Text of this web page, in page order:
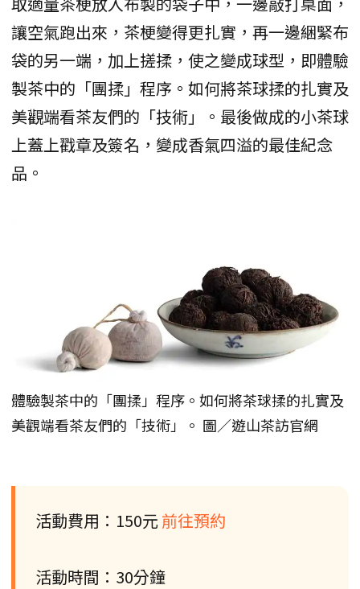
讓空氣跑出來，茶梗變得更扎實，再一邊綑緊布
袋的另一端，加上搓揉，使之變成球型，即體驗
製茶中的「團揉」程序。如何將茶球揉的扎實及
美觀端看茶友們的「技術」。最後做成的小茶球
上蓋上戳章及簽名，變成香氣四溢的最佳紀念
品。
體驗製茶中的「團揉」程序。如何將茶球揉的扎實及
美觀端看茶友們的「技術」。 圖／遊山茶訪官網
活動費用：150元 前往預約
活動時間：30分鐘